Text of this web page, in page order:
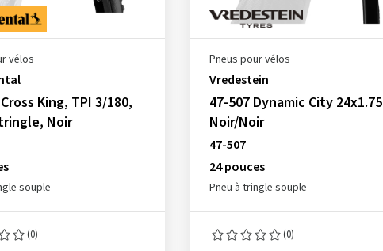
vélos
King, TPI 3/180,
Noir
souple
(0)
Pneus pour vélos
Vredestein
47-507 Dynamic City 24x1.75
Noir/Noir
47-507
24 pouces
Pneu à tringle souple
(0)